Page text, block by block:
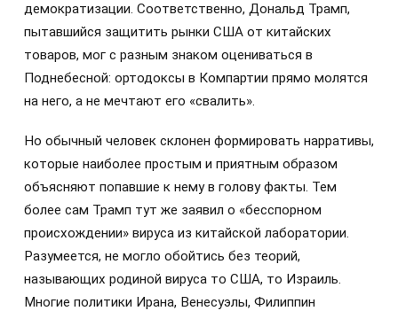
демократизации. Соответственно, Дональд Трамп,
пытавшийся защитить рынки США от китайских
товаров, мог с разным знаком оцениваться в
Поднебесной: ортодоксы в Компартии прямо молятся
на него, а не мечтают его «свалить».
Но обычный человек склонен формировать нарративы,
которые наиболее простым и приятным образом
объясняют попавшие к нему в голову факты. Тем
более сам Трамп тут же заявил о «бесспорном
происхождении» вируса из китайской лаборатории.
Разумеется, не могло обойтись без теорий,
называющих родиной вируса то США, то Израиль.
Многие политики Ирана, Венесуэлы, Филиппин